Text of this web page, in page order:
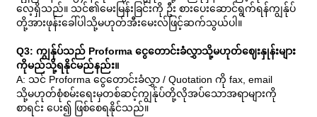
လေ့ရှိသည်။ သင်၏မေးမြန်းခြင်းကို ဦး စားပေးဆောင်ရွက်ရန်ကျွန်ုပ်
တို့အားဖုန်းခေါ်ပါသို့မဟုတ်အီးမေးလ်ဖြင့်ဆက်သွယ်ပါ။
Q3: ကျွန်ုပ်သည် Proforma ငွေတောင်းခံလွှာသို့မဟုတ်ဈေးနှုန်းများ
ကိုမည်သို့ရနိုင်မည်နည်း။
A: သင် Proforma ငွေတောင်းခံလွှာ / Quotation ကို fax, email
သို့မဟုတ်စုံစမ်းရေးမှတစ်ဆင့်ကျွန်ုပ်တို့လိုအပ်သောအရာများကို
စာရင်း ပေး၍ ဖြစ်စေရနိုင်သည်။